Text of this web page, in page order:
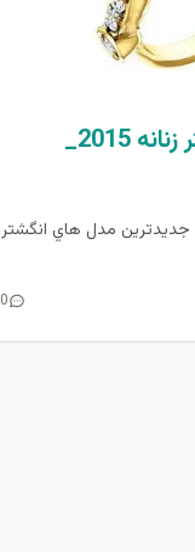
زيباترين مدلهاي حلقه و انگشتر زنانه 2015_
جديدترين مدل هاي انگشتر
0